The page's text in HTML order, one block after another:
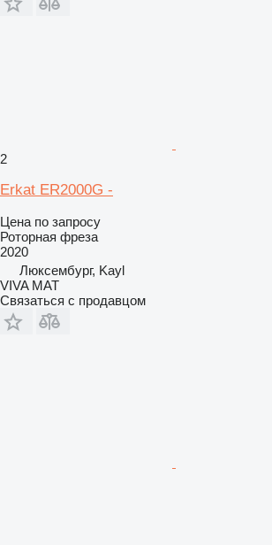
2
Erkat ER2000G -
Цена по запросу
Роторная фреза
2020
Люксембург, Kayl
VIVA MAT
Связаться с продавцом